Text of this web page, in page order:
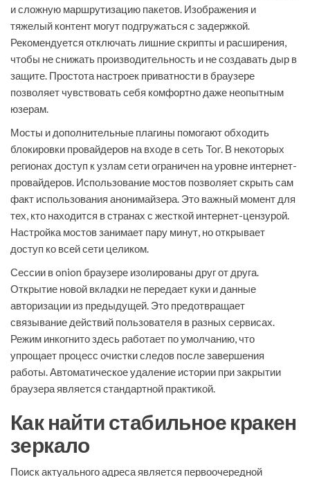
и сложную маршрутизацию пакетов. Изображения и
тяжелый контент могут подгружаться с задержкой.
Рекомендуется отключать лишние скрипты и расширения,
чтобы не снижать производительность и не создавать дыр в
защите. Простота настроек приватности в браузере
позволяет чувствовать себя комфортно даже неопытным
юзерам.
Мосты и дополнительные плагины помогают обходить
блокировки провайдеров на входе в сеть Tor. В некоторых
регионах доступ к узлам сети ограничен на уровне интернет-
провайдеров. Использование мостов позволяет скрыть сам
факт использования анонимайзера. Это важный момент для
тех, кто находится в странах с жесткой интернет-цензурой.
Настройка мостов занимает пару минут, но открывает
доступ ко всей сети целиком.
Сессии в onion браузере изолированы друг от друга.
Открытие новой вкладки не передает куки и данные
авторизации из предыдущей. Это предотвращает
связывание действий пользователя в разных сервисах.
Режим инкогнито здесь работает по умолчанию, что
упрощает процесс очистки следов после завершения
работы. Автоматическое удаление истории при закрытии
браузера является стандартной практикой.
Как найти стабильное кракен
зеркало
Поиск актуального адреса является первоочередной